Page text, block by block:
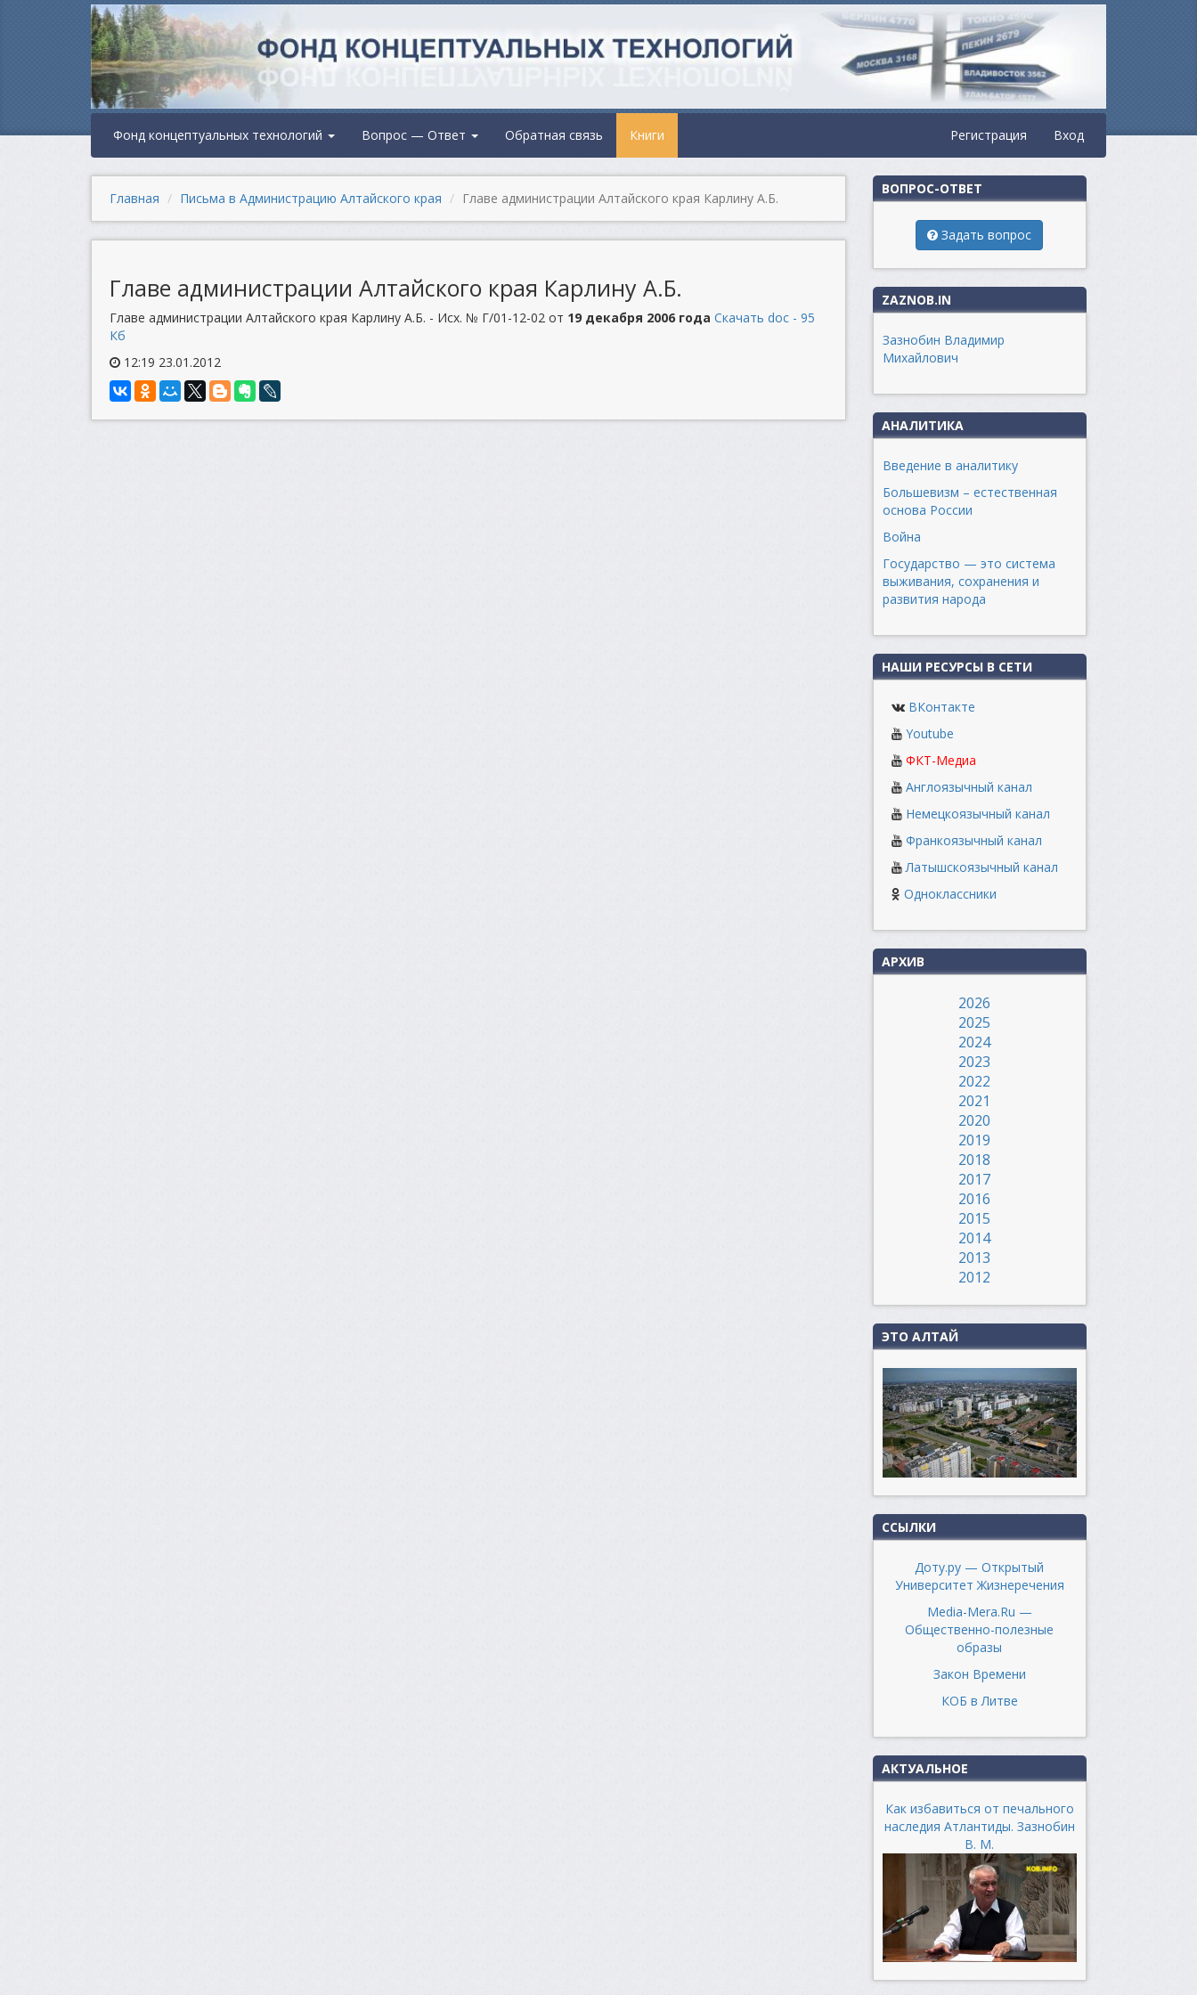
Фонд концептуальных технологий Вопрос — Ответ Обратная связь Книги Регистрация Вход
Главная Письма в Администрацию Алтайского края Главе администрации Алтайского края Карлину А.Б.
Главе администрации Алтайского края Карлину А.Б.
Главе администрации Алтайского края Карлину А.Б. - Исх. № Г/01-12-02 от 19 декабря 2006 года Скачать doc - 95
Кб
12:19 23.01.2012
ВОПРОС-ОТВЕТ
Задать вопрос
ZAZNOB.IN
Зазнобин Владимир
Михайлович
АНАЛИТИКА
Введение в аналитику
Большевизм – естественная
основа России
Война
Государство — это система
выживания, сохранения и
развития народа
НАШИ РЕСУРСЫ В СЕТИ
ВКонтакте
Youtube
ФКТ-Медиа
Англоязычный канал
Немецкоязычный канал
Франкоязычный канал
Латышскоязычный канал
Одноклассники
АРХИВ
2026
2025
2024
2023
2022
2021
2020
2019
2018
2017
2016
2015
2014
2013
2012
ЭТО АЛТАЙ
ССЫЛКИ
Доту.ру — Открытый
Университет Жизнеречения
Media-Mera.Ru —
Общественно-полезные
образы
Закон Времени
КОБ в Литве
АКТУАЛЬНОЕ
Как избавиться от печального
наследия Атлантиды. Зазнобин
В. М.